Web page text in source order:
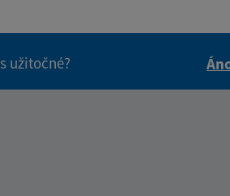
užitočné?